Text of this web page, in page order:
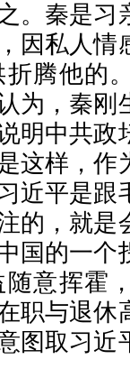
。秦是习
因私人情
腾他的
为，秦刚
明中共政
这样，作
近平是跟
的，就是
国的一个
意挥霍
职与退休
图取习近